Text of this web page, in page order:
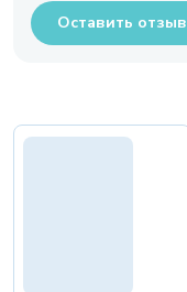
Оставить отзыв